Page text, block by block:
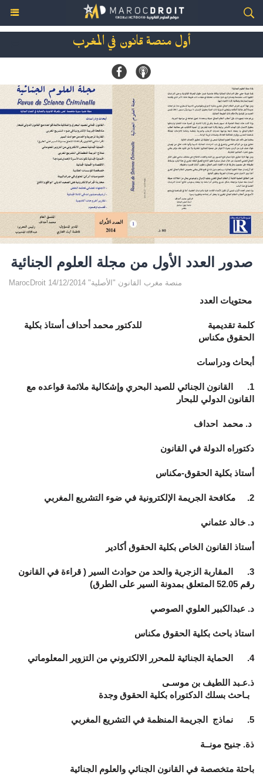
أول منصة قانون في المغرب
صدور العدد الأول من مجلة العلوم الجنائية
MarocDroit منصة مغرب القانون "الأصلية" 14/12/2014
محتويات العدد
كلمة تقديمية للدكتور محمد أحداف أستاذ بكلية
الحقوق مكناس
أبحاث ودراسات
1. القانون الجنائي للصيد البحري وإشكالية ملائمة قواعده مع
القانون الدولي للبحار
د. محمد احداف
دكتوراه الدولة في القانون
أستاذ بكلية الحقوق-مكناس
2. مكافحة الجريمة الإلكترونية في ضوء التشريع المغربي
د. خالد عثماني
أستاذ القانون الخاص بكلية الحقوق أكادير
3. المقاربة الزجرية والحد من حوادث السير ( قراءة في القانون
رقم 52.05 المتعلق بمدونة السير على الطرق)
د. عبدالكبير العلوي الصوصي
استاذ باحث بكلية الحقوق مكناس
4. الحماية الجنائية للمحرر الالكتروني من التزوير المعلوماتي
ذ.عـبد اللطيف بن موسـى
بـاحث بسلك الدكتوراه بكلية الحقوق وجدة
5. نماذج الجريمة المنظمة في التشريع المغربي
ذة. جنيح مونــة
باحثة متخصصة في القانون الجنائي والعلوم الجنائية